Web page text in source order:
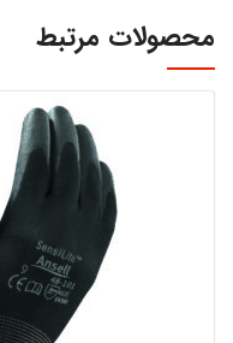
محصولات مرتبط